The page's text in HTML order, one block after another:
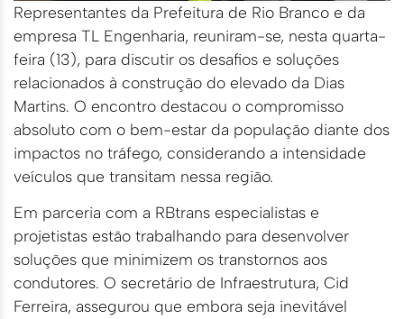
Representantes da Prefeitura de Rio Branco e da
empresa TL Engenharia, reuniram-se, nesta quarta-
feira (13), para discutir os desafios e soluções
relacionados à construção do elevado da Dias
Martins. O encontro destacou o compromisso
absoluto com o bem-estar da população diante dos
impactos no tráfego, considerando a intensidade
veículos que transitam nessa região.
Em parceria com a RBtrans especialistas e
projetistas estão trabalhando para desenvolver
soluções que minimizem os transtornos aos
condutores. O secretário de Infraestrutura, Cid
Ferreira, assegurou que embora seja inevitável